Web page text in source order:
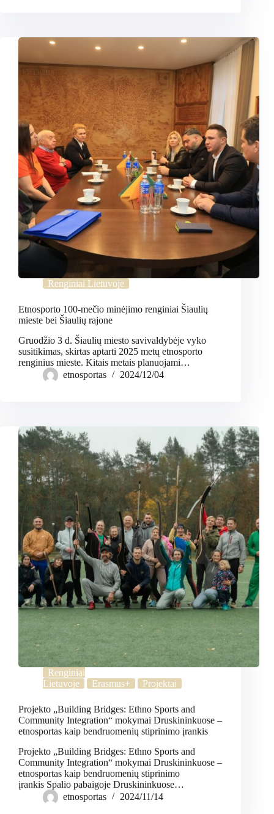
Renginiai Lietuvoje
Etnosporto 100-mečio minėjimo renginiai Šiaulių
mieste bei Šiaulių rajone
Gruodžio 3 d. Šiaulių miesto savivaldybėje vyko
susitikimas, skirtas aptarti 2025 metų etnosporto
renginius mieste. Kitais metais planuojami…
etnosportas
2024/12/04
Renginiai
Lietuvoje
Erasmus+ Projektai
Projekto „Building Bridges: Ethno Sports and
Community Integration“ mokymai Druskininkuose –
etnosportas kaip bendruomenių stiprinimo įrankis
Projekto „Building Bridges: Ethno Sports and
Community Integration“ mokymai Druskininkuose –
etnosportas kaip bendruomenių stiprinimo
įrankis Spalio pabaigoje Druskininkuose…
etnosportas
2024/11/14